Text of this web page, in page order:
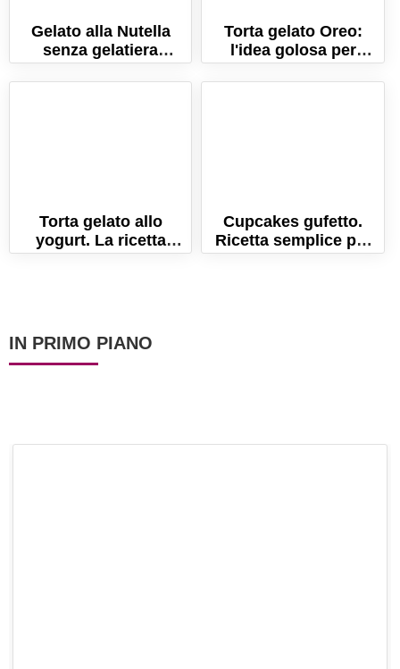
Gelato alla Nutella
senza gelatiera
(Pronto in 5 minuti!)
La ricetta semplice
Torta gelato Oreo:
l'idea golosa per
l'estate!
Torta gelato allo
yogurt. La ricetta
semplice per un dolce
Cupcakes gufetto.
Ricetta semplice per
un dolce di Halloween!
IN PRIMO PIANO